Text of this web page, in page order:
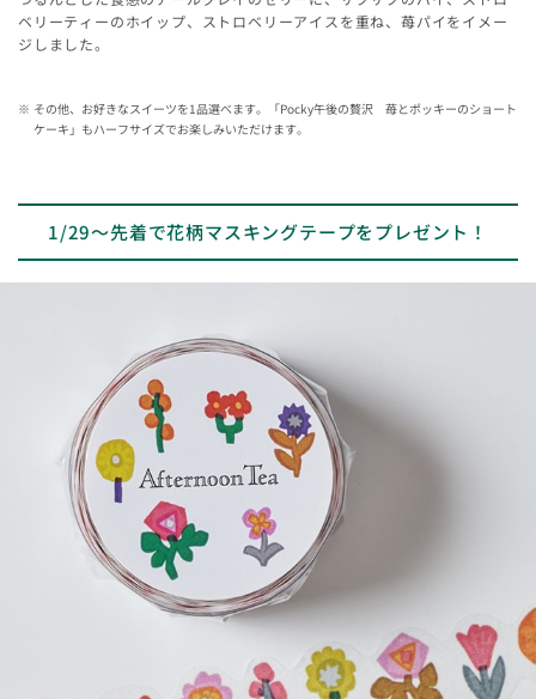
ベリーティーのホイップ、ストロベリーアイスを重ね、苺パイをイメー
ジしました。
その他、お好きなスイーツを1品選べます。「Pocky午後の贅沢 苺とポッキーのショート
ケーキ」もハーフサイズでお楽しみいただけます。
1/29～先着で花柄マスキングテープをプレゼント！